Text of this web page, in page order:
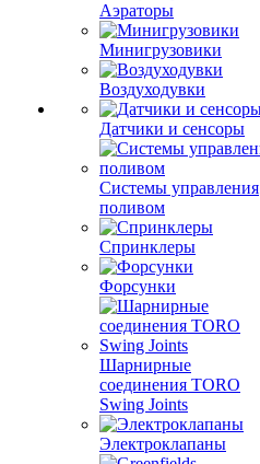
Аэраторы
Минигрузовики
Воздуходувки
Датчики и сенсоры
Системы управления
поливом
Спринклеры
Форсунки
Шарнирные
соединения TORO
Swing Joints
Электроклапаны